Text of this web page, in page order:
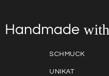
Handmade with
SCHMUCK
UNIKAT